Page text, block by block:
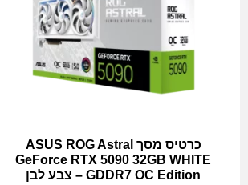
כרטיס מסך ASUS ROG Astral
GeForce RTX 5090 32GB WHITE
GDDR7 OC Edition – צבע לבן